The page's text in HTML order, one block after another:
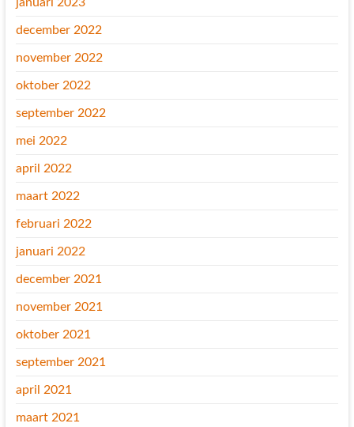
december 2022
november 2022
oktober 2022
september 2022
mei 2022
april 2022
maart 2022
februari 2022
januari 2022
december 2021
november 2021
oktober 2021
september 2021
april 2021
maart 2021